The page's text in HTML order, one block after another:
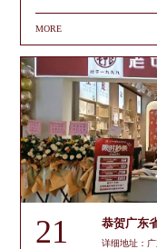
MORE
21 恭贺广东
详细地址：